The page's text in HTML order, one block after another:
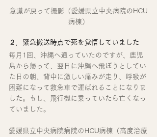
意識が戻って撮影（愛媛県立中央病院のHCU
病棟）
２．緊急搬送時点で死を覚悟していました
毎月1回、沖縄へ通っていたのですが、鹿児
島から帰って、翌日に沖縄へ飛ぼうとしてい
た日の朝、背中に激しい痛みが走り、呼吸が
困難になって救急車で運ばれることになりま
した。もし、飛行機に乗っていたら亡くなっ
ていました。
愛媛県立中央病院病院のHCU病棟（高度治療